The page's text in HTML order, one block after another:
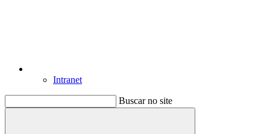
Intranet
Buscar no site